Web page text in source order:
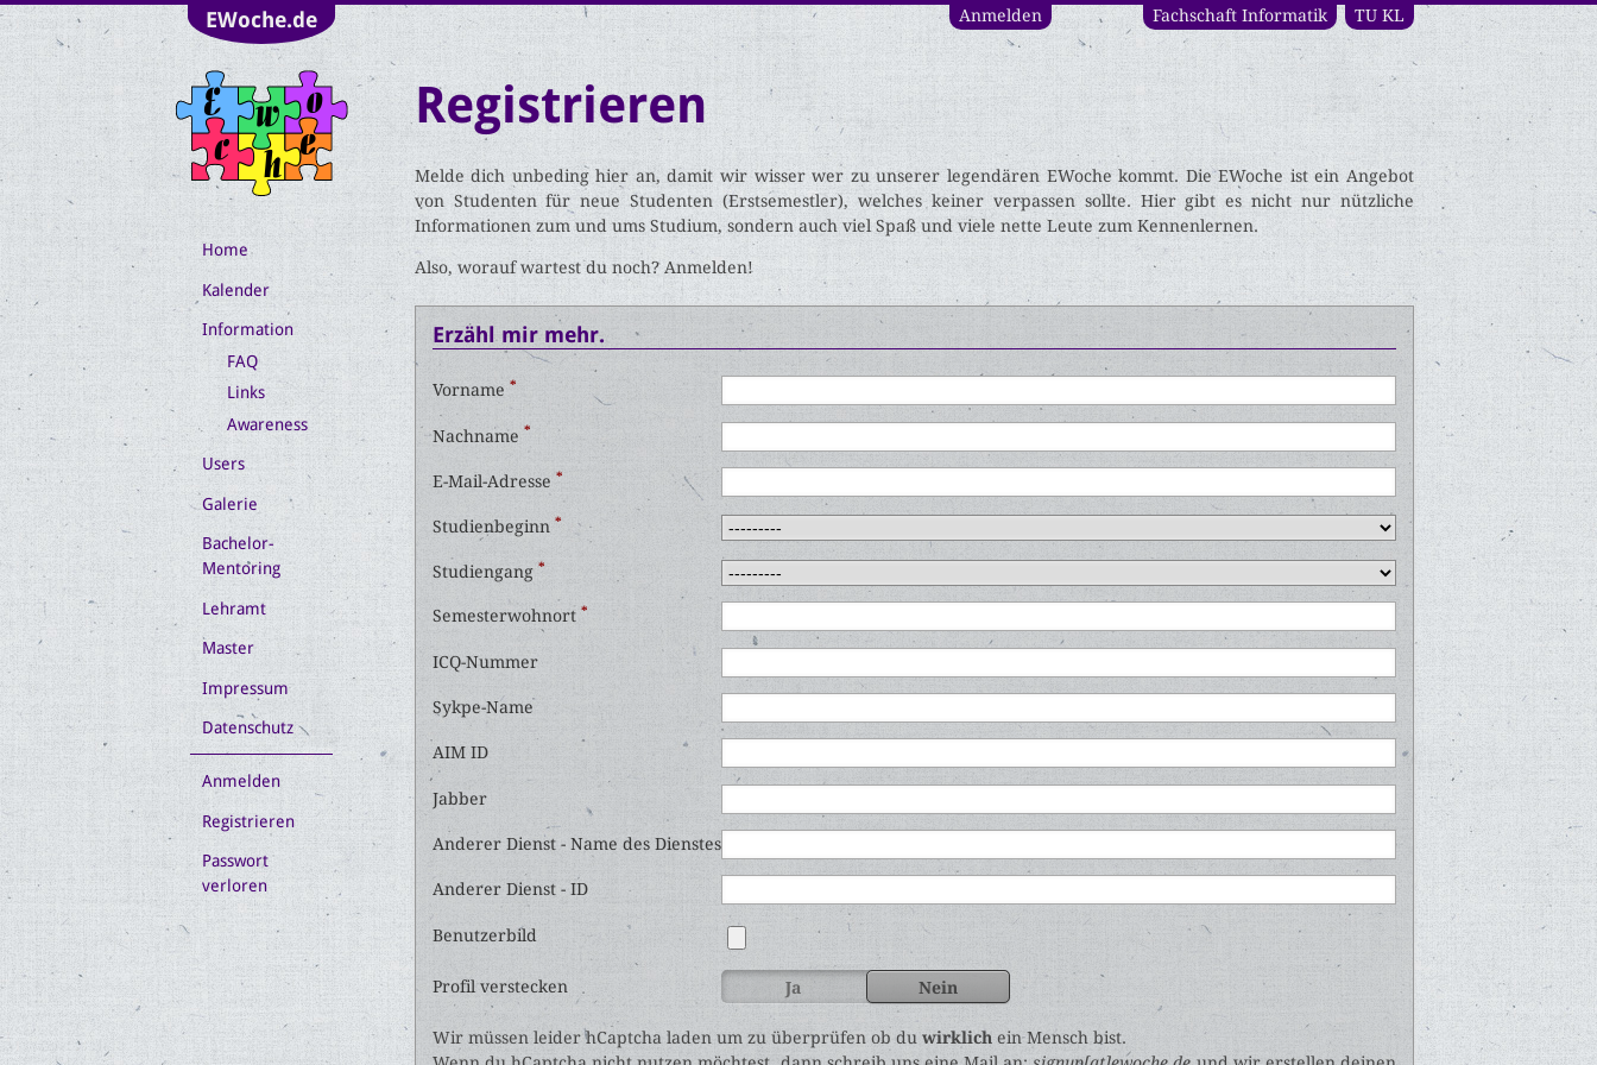
EWoche.de TU KL
Fachschaft Informatik
Anmelden
Home
Kalender
Information
FAQ
Links
Awareness
Users
Galerie
Bachelor-
Mentoring
Lehramt
Master
Impressum
Datenschutz
Anmelden
Registrieren
Passwort
verloren
Registrieren
Melde dich unbeding hier an, damit wir wisser wer zu unserer legendären EWoche kommt. Die EWoche ist ein Angebot
von Studenten für neue Studenten (Erstsemestler), welches keiner verpassen sollte. Hier gibt es nicht nur nützliche
Informationen zum und ums Studium, sondern auch viel Spaß und viele nette Leute zum Kennenlernen.
Also, worauf wartest du noch? Anmelden!
Erzähl mir mehr.
Vorname *
Nachname *
E-Mail-Adresse *
Studienbeginn *
Studiengang *
Semesterwohnort *
ICQ-Nummer
Sykpe-Name
AIM ID
Jabber
Anderer Dienst - Name des Dienstes
Anderer Dienst - ID
Benutzerbild
Profil verstecken Ja Nein
Wir müssen leider hCaptcha laden um zu überprüfen ob du wirklich ein Mensch bist.